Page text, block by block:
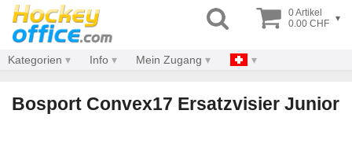
0 Artikel
0.00 CHF ▾
Kategorien Info Mein Zugang
Bosport Convex17 Ersatzvisier Junior